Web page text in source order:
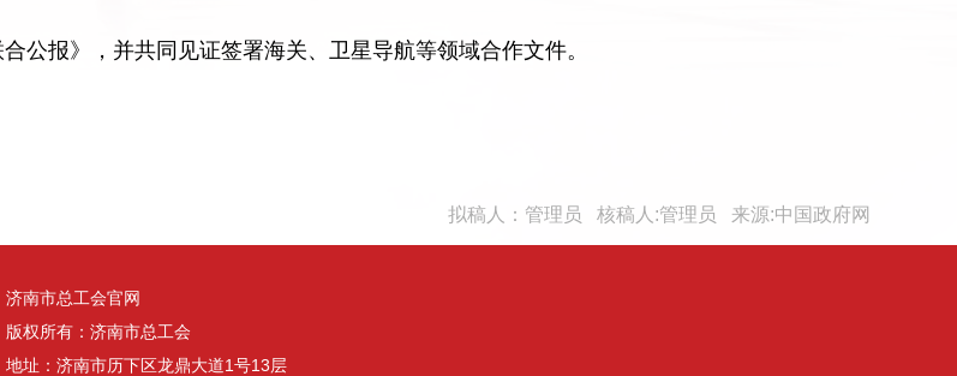
公报》，并共同见证签署海关、卫星导航等领域合作文件。
拟稿人：管理员 核稿人:管理员 来源:中国政府网
济南市总工会官网
版权所有：济南市总工会
地址：济南市历下区龙鼎大道1号13层